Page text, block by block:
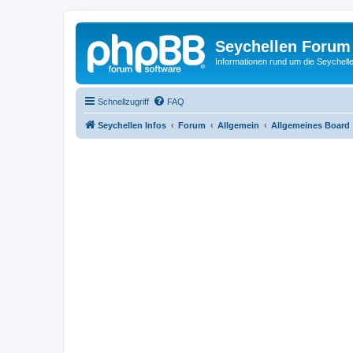
Seychellen Forum
Informationen rund um die
Schnellzugriff FAQ
Seychellen Infos Forum Allgemein Allgemeines Board